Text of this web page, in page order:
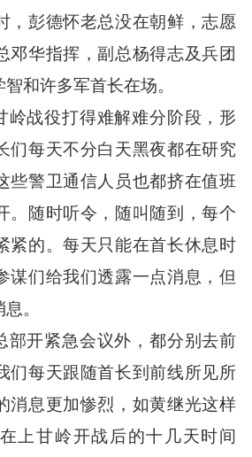
，彭德怀老总没在朝鲜，志愿
邓华指挥，副总杨得志及兵团
和许多军首长在场。
岭战役打得难解难分阶段，形
们每天不分白天黑夜都在研究
些警卫通信人员也都挤在值班
。随时听令，随叫随到，每个
紧的。每天只能在首长休息时
谋们给我们透露一点消息，但
。
部开紧急会议外，都分别去前
们每天跟随首长到前线所见所
消息更加惨烈，如黄继光这样
上甘岭开战后的十几天时间